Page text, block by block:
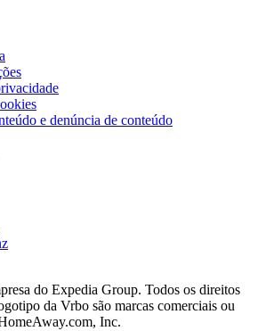
e denúncia de conteúdo
do Expedia Group. Todos os direitos
da Vrbo são marcas comerciais ou
Inc.